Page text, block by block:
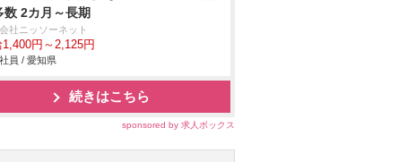
数 2カ月～長期
社ニッソーネット
円～2,125円
員 / 愛知県
続きはこちら
sponsored by 求人ボックス